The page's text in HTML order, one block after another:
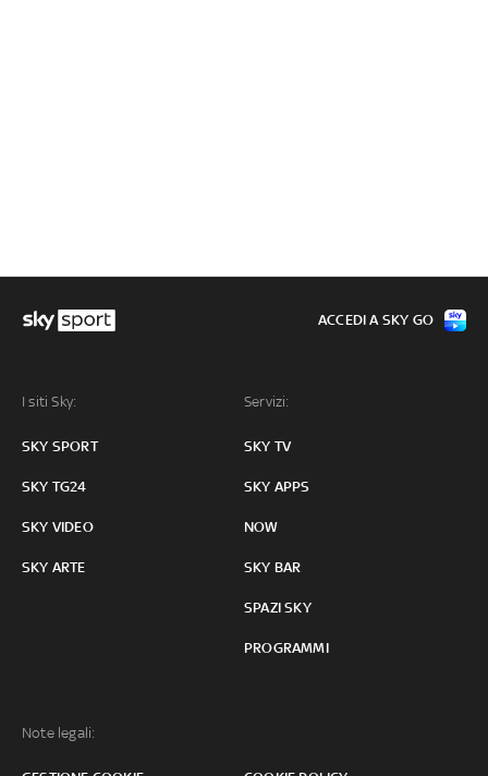
I siti Sky:
SKY SPORT
SKY TG24
SKY VIDEO
SKY ARTE
Servizi:
SKY TV
SKY APPS
NOW
SKY BAR
SPAZI SKY
PROGRAMMI
Note legali:
ACCEDI A SKY GO